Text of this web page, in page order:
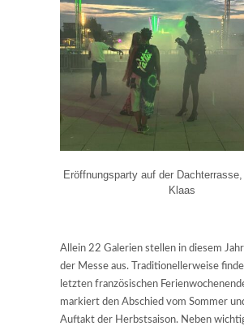
Eröffnungsparty auf der
Klaas
Allein 22 Galerien stellen in diesem
der Messe aus. Traditionellerweise
letzten französischen
markiert den Abschied vom Sommer
Auftakt der Herbstsaison. Neben